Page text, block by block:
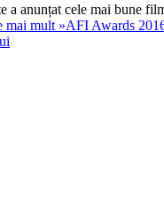
a anunțat cele mai bune
mai mult »AFI Awards